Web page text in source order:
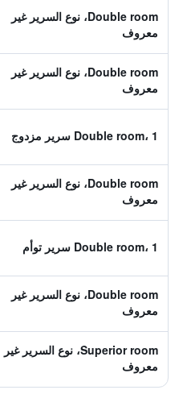
Double room، نوع السرير غير
معروف
Double room، نوع السرير غير
معروف
Double room، 1 سرير مزدوج
Double room، نوع السرير غير
معروف
Double room، 1 سرير توأم
Double room، نوع السرير غير
معروف
Superior room، نوع السرير غير
معروف